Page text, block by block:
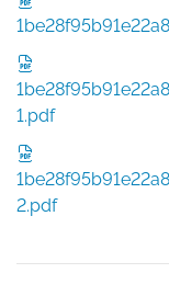
1.pdf
2.pdf